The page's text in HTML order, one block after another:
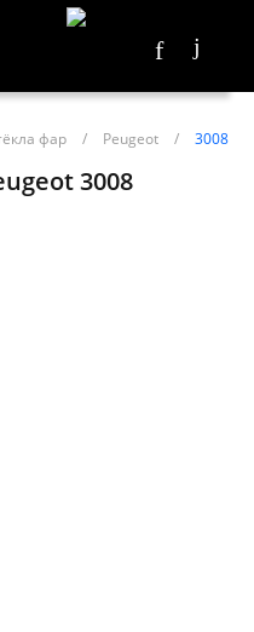
фар / Peugeot / 3008
3008